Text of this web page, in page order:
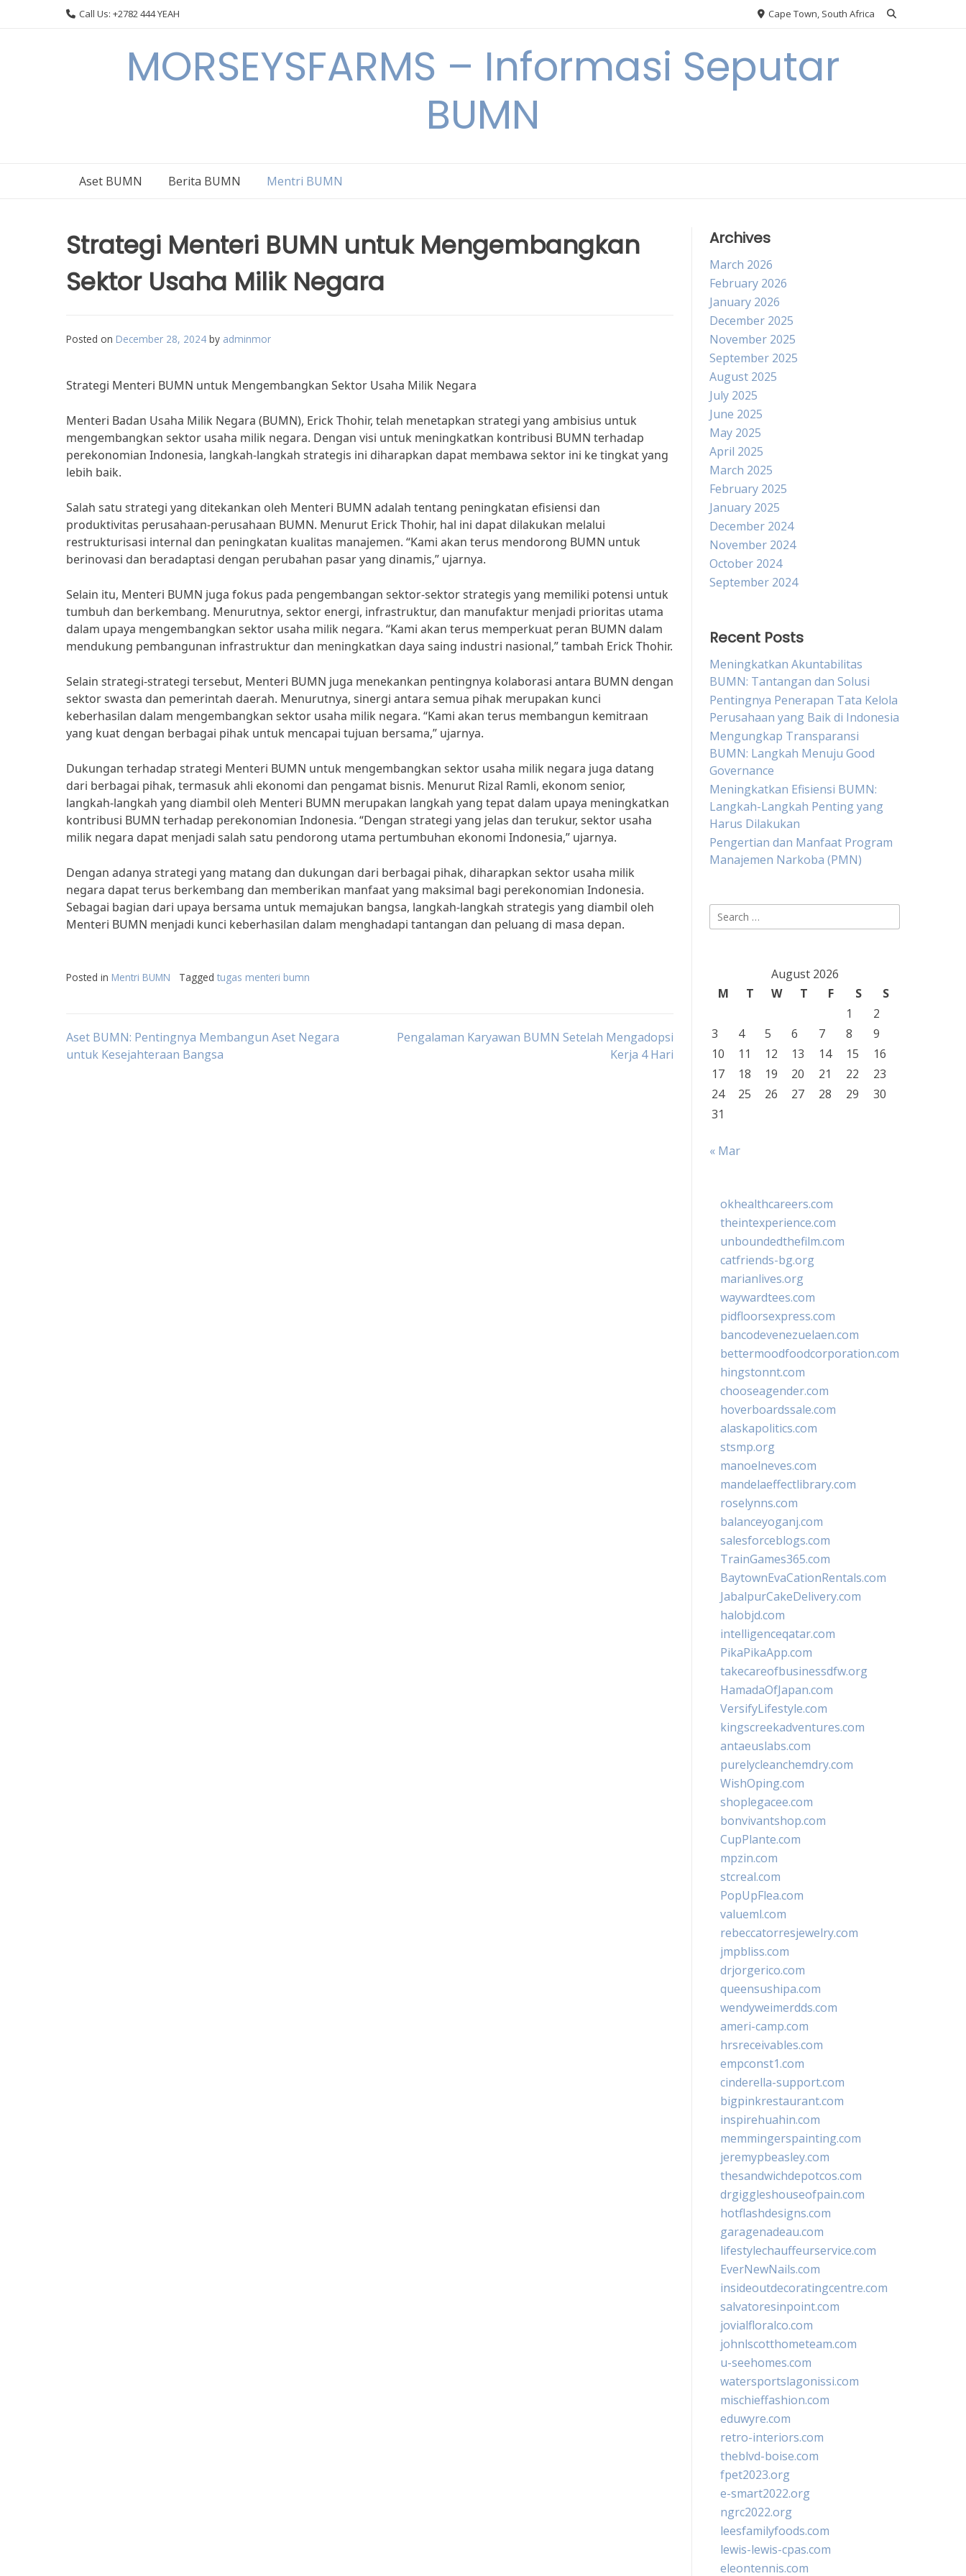
Call Us: +2782 444 YEAH Cape Town, South Africa
MORSEYSFARMS – Informasi Seputar
BUMN
Aset BUMN Berita BUMN Mentri BUMN
Strategi Menteri BUMN untuk Mengembangkan
Sektor Usaha Milik Negara
Posted on December 28, 2024 by adminmor
Strategi Menteri BUMN untuk Mengembangkan Sektor Usaha Milik Negara
Menteri Badan Usaha Milik Negara (BUMN), Erick Thohir, telah menetapkan strategi yang ambisius untuk
mengembangkan sektor usaha milik negara. Dengan visi untuk meningkatkan kontribusi BUMN terhadap
perekonomian Indonesia, langkah-langkah strategis ini diharapkan dapat membawa sektor ini ke tingkat yang
lebih baik.
Salah satu strategi yang ditekankan oleh Menteri BUMN adalah tentang peningkatan efisiensi dan
produktivitas perusahaan-perusahaan BUMN. Menurut Erick Thohir, hal ini dapat dilakukan melalui
restrukturisasi internal dan peningkatan kualitas manajemen. “Kami akan terus mendorong BUMN untuk
berinovasi dan beradaptasi dengan perubahan pasar yang dinamis,” ujarnya.
Selain itu, Menteri BUMN juga fokus pada pengembangan sektor-sektor strategis yang memiliki potensi untuk
tumbuh dan berkembang. Menurutnya, sektor energi, infrastruktur, dan manufaktur menjadi prioritas utama
dalam upaya mengembangkan sektor usaha milik negara. “Kami akan terus memperkuat peran BUMN dalam
mendukung pembangunan infrastruktur dan meningkatkan daya saing industri nasional,” tambah Erick Thohir.
Selain strategi-strategi tersebut, Menteri BUMN juga menekankan pentingnya kolaborasi antara BUMN dengan
sektor swasta dan pemerintah daerah. Menurutnya, sinergi antara semua pihak merupakan kunci
keberhasilan dalam mengembangkan sektor usaha milik negara. “Kami akan terus membangun kemitraan
yang kuat dengan berbagai pihak untuk mencapai tujuan bersama,” ujarnya.
Dukungan terhadap strategi Menteri BUMN untuk mengembangkan sektor usaha milik negara juga datang
dari berbagai pihak, termasuk ahli ekonomi dan pengamat bisnis. Menurut Rizal Ramli, ekonom senior,
langkah-langkah yang diambil oleh Menteri BUMN merupakan langkah yang tepat dalam upaya meningkatkan
kontribusi BUMN terhadap perekonomian Indonesia. “Dengan strategi yang jelas dan terukur, sektor usaha
milik negara dapat menjadi salah satu pendorong utama pertumbuhan ekonomi Indonesia,” ujarnya.
Dengan adanya strategi yang matang dan dukungan dari berbagai pihak, diharapkan sektor usaha milik
negara dapat terus berkembang dan memberikan manfaat yang maksimal bagi perekonomian Indonesia.
Sebagai bagian dari upaya bersama untuk memajukan bangsa, langkah-langkah strategis yang diambil oleh
Menteri BUMN menjadi kunci keberhasilan dalam menghadapi tantangan dan peluang di masa depan.
Posted in Mentri BUMN Tagged tugas menteri bumn
Post
Aset BUMN: Pentingnya Membangun Aset Negara
untuk Kesejahteraan Bangsa
Pengalaman Karyawan BUMN Setelah Mengadopsi
Kerja 4 Hari
Archives
March 2026
February 2026
January 2026
December 2025
November 2025
September 2025
August 2025
July 2025
June 2025
May 2025
April 2025
March 2025
February 2025
January 2025
December 2024
November 2024
October 2024
September 2024
Recent Posts
Meningkatkan Akuntabilitas
BUMN: Tantangan dan Solusi
Pentingnya Penerapan Tata Kelola
Perusahaan yang Baik di Indonesia
Mengungkap Transparansi
BUMN: Langkah Menuju Good
Governance
Meningkatkan Efisiensi BUMN:
Langkah-Langkah Penting yang
Harus Dilakukan
Pengertian dan Manfaat Program
Manajemen Narkoba (PMN)
Search
for:
August 2026
M
T W T F S
S
1
2
3
4 5 6 7 8
9
10
11 12 13 14 15
16
17
18 19 20 21 22
23
24
25 26 27 28 29
30
31
« Mar
okhealthcareers.com
theintexperience.com
unboundedthefilm.com
catfriends-bg.org
marianlives.org
waywardtees.com
pidfloorsexpress.com
bancodevenezuelaen.com
bettermoodfoodcorporation.com
hingstonnt.com
chooseagender.com
hoverboardssale.com
alaskapolitics.com
stsmp.org
manoelneves.com
mandelaeffectlibrary.com
roselynns.com
balanceyoganj.com
salesforceblogs.com
TrainGames365.com
BaytownEvaCationRentals.com
JabalpurCakeDelivery.com
halobjd.com
intelligenceqatar.com
PikaPikaApp.com
takecareofbusinessdfw.org
HamadaOfJapan.com
VersifyLifestyle.com
kingscreekadventures.com
antaeuslabs.com
purelycleanchemdry.com
WishOping.com
shoplegacee.com
bonvivantshop.com
CupPlante.com
mpzin.com
stcreal.com
PopUpFlea.com
valueml.com
rebeccatorresjewelry.com
jmpbliss.com
drjorgerico.com
queensushipa.com
wendyweimerdds.com
ameri-camp.com
hrsreceivables.com
empconst1.com
cinderella-support.com
bigpinkrestaurant.com
inspirehuahin.com
memmingerspainting.com
jeremypbeasley.com
thesandwichdepotcos.com
drgiggleshouseofpain.com
hotflashdesigns.com
garagenadeau.com
lifestylechauffeurservice.com
EverNewNails.com
insideoutdecoratingcentre.com
salvatoresinpoint.com
jovialfloralco.com
johnlscotthometeam.com
u-seehomes.com
watersportslagonissi.com
mischieffashion.com
eduwyre.com
retro-interiors.com
theblvd-boise.com
fpet2023.org
e-smart2022.org
ngrc2022.org
leesfamilyfoods.com
lewis-lewis-cpas.com
eleontennis.com